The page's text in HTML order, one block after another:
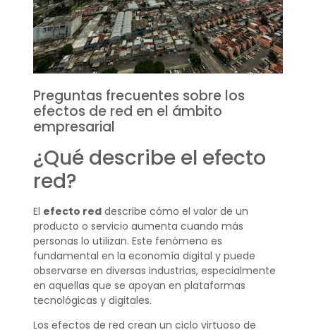
Preguntas frecuentes sobre los
efectos de red en el ámbito
empresarial
¿Qué describe el efecto
red?
El efecto reddescribe cómo el valor de un
producto o servicio aumenta cuando más
personas lo utilizan. Este fenómeno es
fundamental en la economía digital y puede
observarse en diversas industrias, especialmente
en aquellas que se apoyan en plataformas
tecnológicas y digitales.
Los efectos de red crean un ciclo virtuoso de